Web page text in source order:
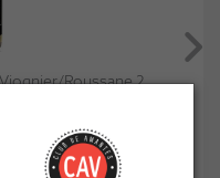
Roussane 2...